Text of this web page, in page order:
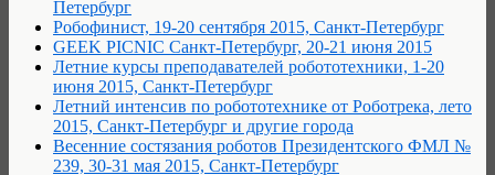
Петербург
Робофинист, 19-20 сентября 2015, Санкт-Петербург
GEEK PICNIC Санкт-Петербург, 20-21 июня 2015
Летние курсы преподавателей робототехники, 1-20
июня 2015, Санкт-Петербург
Летний интенсив по робототехнике от Роботрека, лето
2015, Санкт-Петербург и другие города
Весенние состязания роботов Президентского ФМЛ №
239, 30-31 мая 2015, Санкт-Петербург